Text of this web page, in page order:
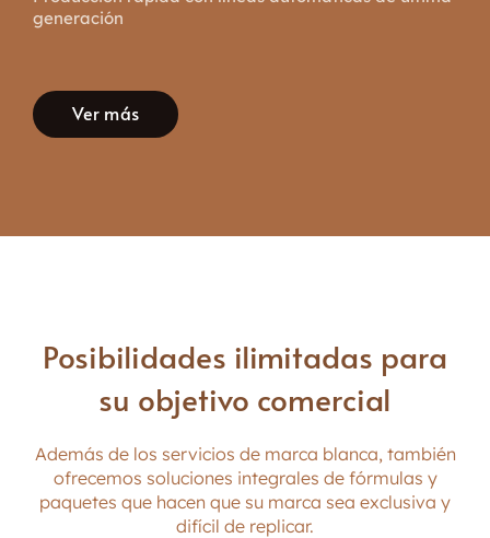
generación
Ver más
Posibilidades ilimitadas para
su objetivo comercial
Además de los servicios de marca blanca, también
ofrecemos soluciones integrales de fórmulas y
paquetes que hacen que su marca sea exclusiva y
difícil de replicar.